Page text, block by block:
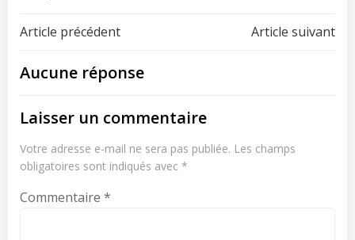
Navigation
de
l’article
Article précédent
Navigation
l’article
Article suivant
Aucune réponse
Laisser un commentaire
Votre adresse e-mail ne sera pas publiée. Les champs
obligatoires sont indiqués avec *
Commentaire *